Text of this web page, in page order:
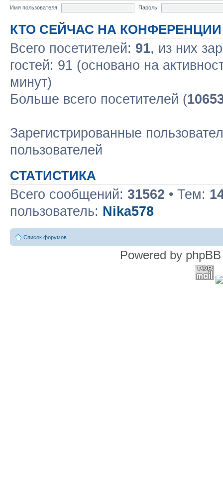
Имя пользователя:
Пароль:
КТО СЕЙЧАС НА КОНФЕРЕНЦИИ
Всего посетителей: 91, из них
гостей: 91 (основано на
минут)
Больше всего посетителей (
Зарегистрированные
пользователей
СТАТИСТИКА
Всего сообщений: 31562 • Тем:
пользователь: Nika578
Список форумов
Powered by